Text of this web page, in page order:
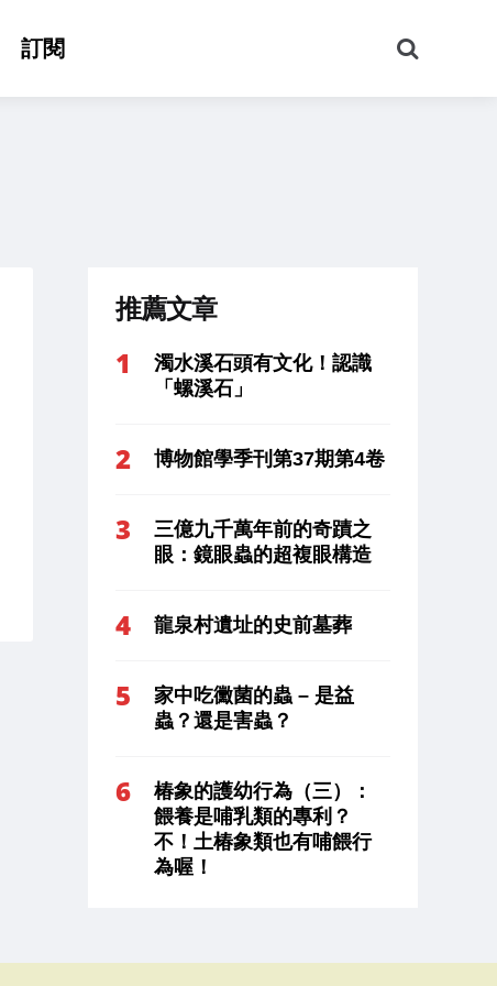
訂閱
尋
推薦文章
濁水溪石頭有文化！認識
「螺溪石」
博物館學季刊第37期第4卷
三億九千萬年前的奇蹟之
眼：鏡眼蟲的超複眼構造
龍泉村遺址的史前墓葬
家中吃黴菌的蟲 – 是益
蟲？還是害蟲？
椿象的護幼行為（三）：
餵養是哺乳類的專利？
不！土椿象類也有哺餵行
為喔！